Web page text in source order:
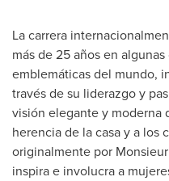
La carrera
más de 25 años en
emblemáticas del mundo,
través de su liderazgo y
visión elegante y moderna
herencia de la casa y a los
originalmente por
inspira e involucra a